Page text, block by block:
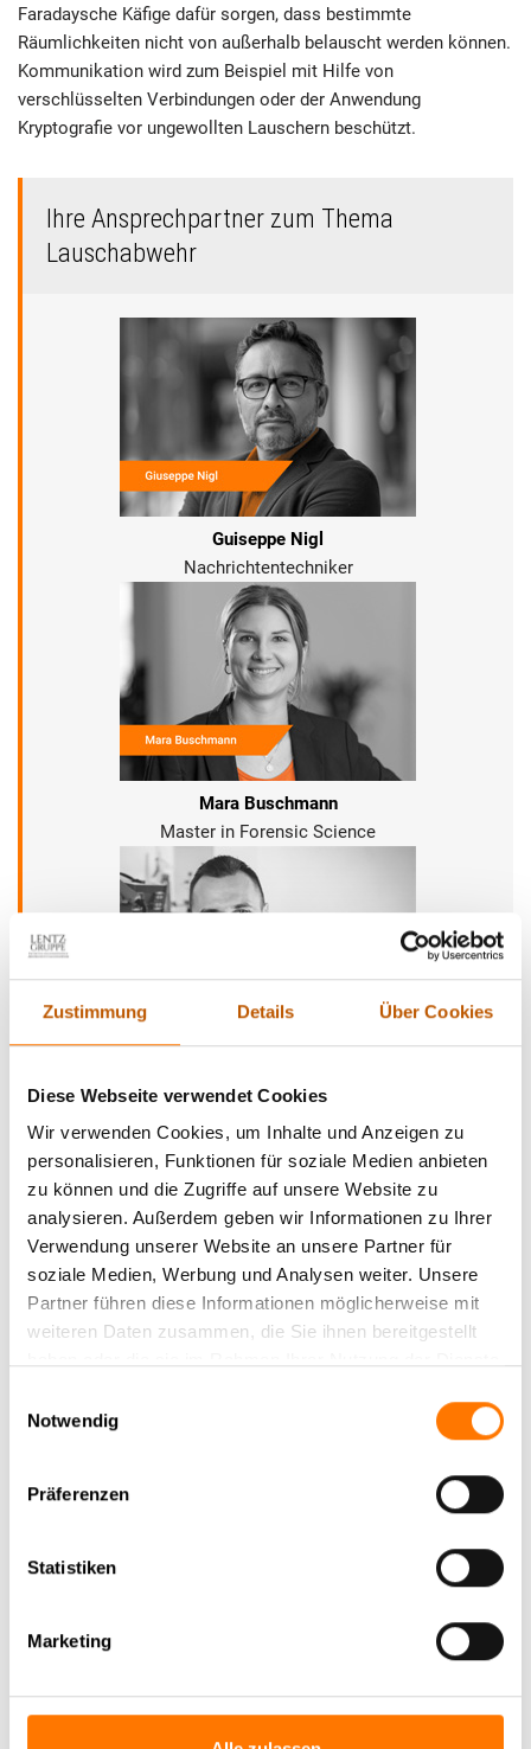
Zustimmung Details Über Cookies
Diese Webseite verwendet Cookies
Wir verwenden Cookies, um Inhalte und Anzeigen zu
personalisieren, Funktionen für soziale Medien anbieten
zu können und die Zugriffe auf unsere Website zu
analysieren. Außerdem geben wir Informationen zu Ihrer
Verwendung unserer Website an unsere Partner für
soziale Medien, Werbung und Analysen weiter. Unsere
Partner führen diese Informationen möglicherweise mit
weiteren Daten zusammen, die Sie ihnen bereitgestellt
Notwendig
Präferenzen
Statistiken
Marketing
Faradaysche Käfige dafür sorgen, dass bestimmte
Räumlichkeiten nicht von außerhalb belauscht werden können.
Kommunikation wird zum Beispiel mit Hilfe von
verschlüsselten Verbindungen oder der Anwendung
Kryptografie vor ungewollten Lauschern beschützt.
Ihre Ansprechpartner zum Thema
Lauschabwehr
Guiseppe Nigl
Nachrichtentechniker
Mara Buschmann
Master in Forensic Science
Nachrichtentechniker